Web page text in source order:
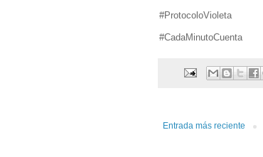
#ProtocoloVioleta
#CadaMinutoCuenta
Entrada más reciente